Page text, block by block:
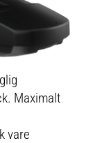
Maximalt
vare